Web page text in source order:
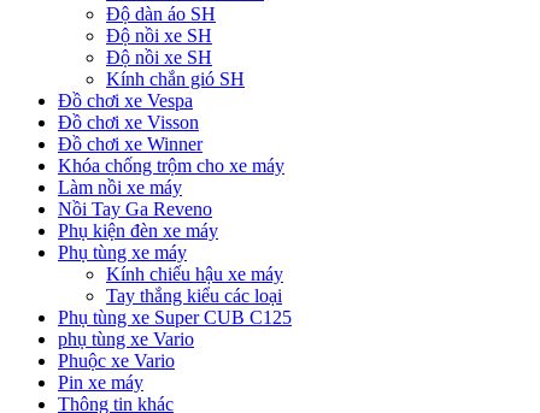
Độ dàn áo SH
Độ nồi xe SH
Độ nồi xe SH
Kính chắn gió SH
Đồ chơi xe Vespa
Đồ chơi xe Visson
Đồ chơi xe Winner
Khóa chống trộm cho xe máy
Làm nồi xe máy
Nồi Tay Ga Reveno
Phụ kiện đèn xe máy
Phụ tùng xe máy
Kính chiếu hậu xe máy
Tay thắng kiểu các loại
Phụ tùng xe Super CUB C125
phụ tùng xe Vario
Phuộc xe Vario
Pin xe máy
Thông tin khác